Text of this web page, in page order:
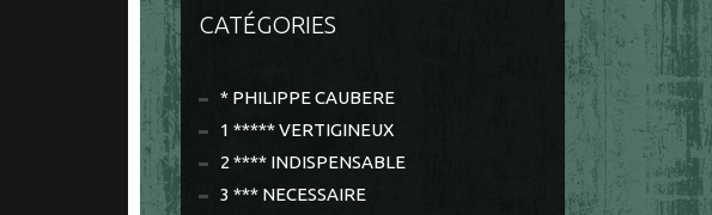
CATÉGORIES
* PHILIPPE CAUBERE
1 ***** VERTIGINEUX
2 **** INDISPENSABLE
3 *** NECESSAIRE